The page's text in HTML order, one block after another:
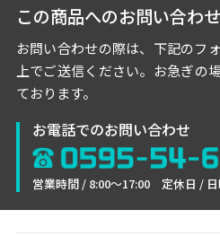
この商品へのお問い合わせ
お問い合わせの際は、下記のフ
上でご送信ください。 お急ぎの
ております。
お電話でのお問い合わせ
営業時間 / 8:00〜17:00 定休日 /